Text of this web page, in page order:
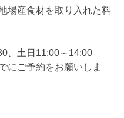
場産食材を取り入れた料
、土日11:00～14:00
にご予約をお願いしま